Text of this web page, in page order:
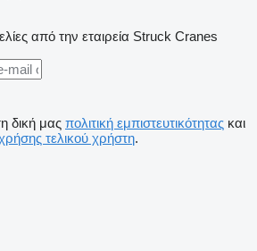
από την εταιρεία Struck Cranes
δική μας πολιτική εμπιστευτικότητας και
τελικού χρήστη.